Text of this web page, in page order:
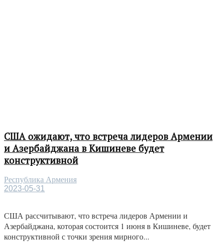
США ожидают, что встреча лидеров Армении
и Азербайджана в Кишиневе будет
конструктивной
Республика Армения
2023-05-31
США рассчитывают, что встреча лидеров Армении и
Азербайджана, которая состоится 1 июня в Кишиневе, будет
конструктивной с точки зрения мирного...